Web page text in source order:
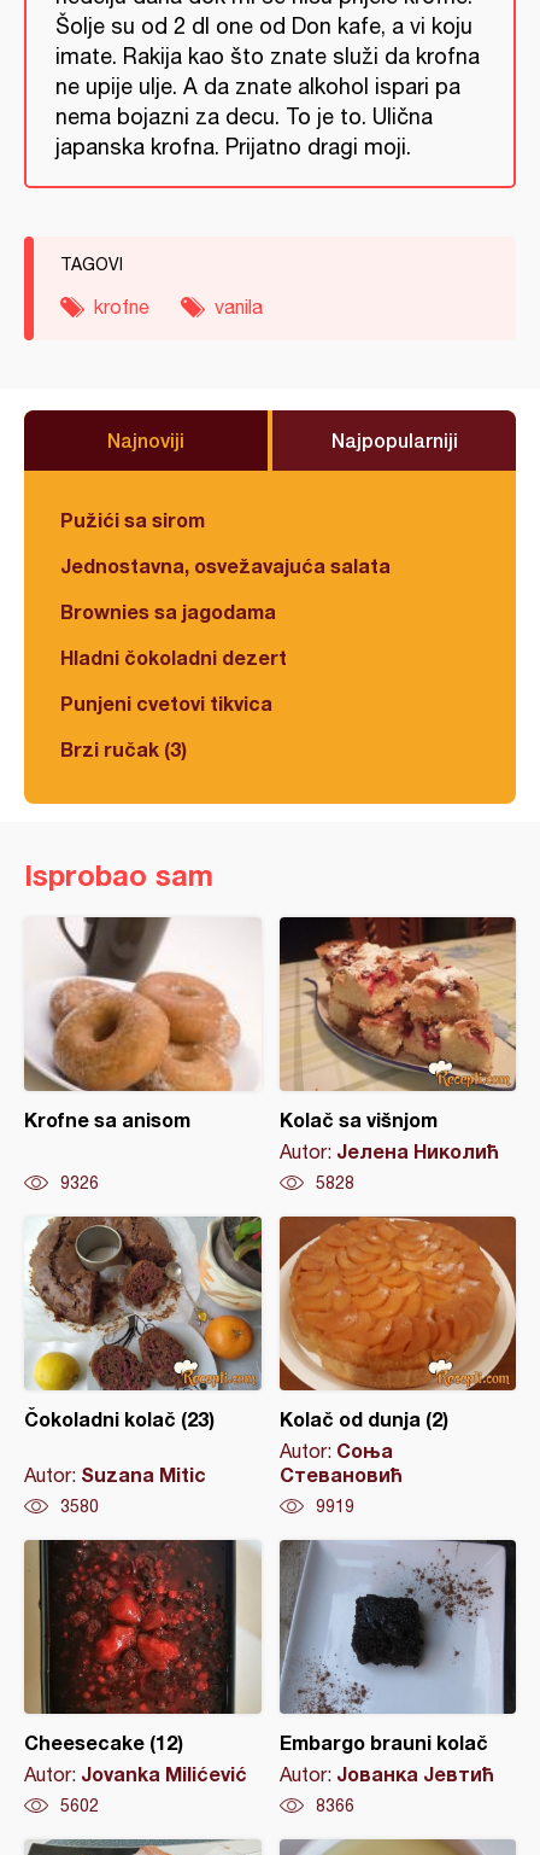
Šolje su od 2 dl one od Don kafe, a vi koju
imate. Rakija kao što znate služi da krofna
ne upije ulje. A da znate alkohol ispari pa
nema bojazni za decu. To je to. Ulična
japanska krofna. Prijatno dragi moji.
TAGOVI
krofne vanila
Najnoviji Najpopularniji
Pužići sa sirom
Jednostavna, osvežavajuća salata
Brownies sa jagodama
Hladni čokoladni dezert
Punjeni cvetovi tikvica
Brzi ručak (3)
Isprobao sam
Krofne sa anisom
9326
Kolač sa višnjom
Autor: Јелена Николић
5828
Čokoladni kolač (23)
Autor: Suzana Mitic
3580
Kolač od dunja (2)
Autor: Соња
Стевановић
9919
Cheesecake (12)
Autor: Jovanka Milićević
5602
Embargo brauni kolač
Autor: Јованка Јевтић
8366